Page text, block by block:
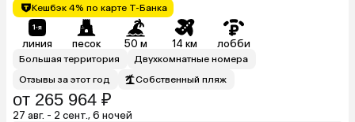
Кешбэк 4% по карте Т-Банка
линия песок 50 м 14 км лобби
Большая территория
Двухкомнатные номера
Отзывы за этот год
Собственный пляж
от 265 964 ₽
27 авг. - 2 сент., 6 ночей